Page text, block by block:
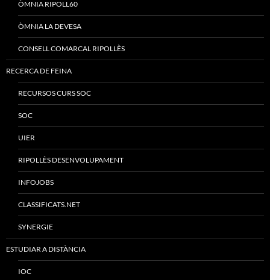
ÒMNIA RIPOLL60
ÒMNIA LA DEVESA
CONSELL COMARCAL RIPOLLÈS
RECERCA DE FEINA
RECURSOS CURS SOC
SOC
UIER
RIPOLLÈS DESENVOLUPAMENT
INFOJOBS
CLASSIFICATS.NET
SYNERGIE
ESTUDIAR A DISTÀNCIA
IOC